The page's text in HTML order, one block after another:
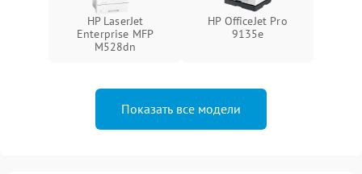
HP LaserJet
Enterprise MFP
M528dn
HP OfficeJet Pro
9135e
Показать все модели